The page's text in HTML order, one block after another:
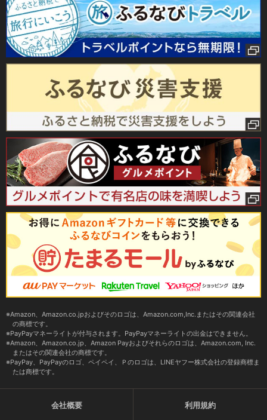
Amazon、Amazon.co.jpおよびそのロゴは、Amazon.com,Inc.またはその関連会社
の商標です。
PayPayマネーライトが付与されます。PayPayマネーライトの出金はできません。
Amazon、Amazon.co.jp、Amazon Payおよびそれらのロゴは、Amazon.com, Inc.
またはその関連会社の商標です。
PayPay、PayPayのロゴ、ペイペイ、Ｐのロゴは、LINEヤフー株式会社の登録商標ま
たは商標です。
会社概要 利用規約